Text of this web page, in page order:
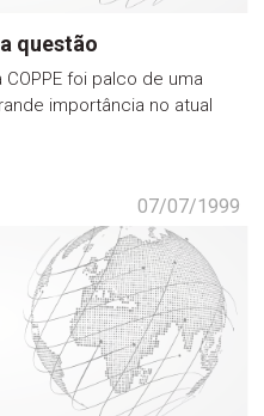
questão
foi palco de uma
importância no atual
07/07/1999